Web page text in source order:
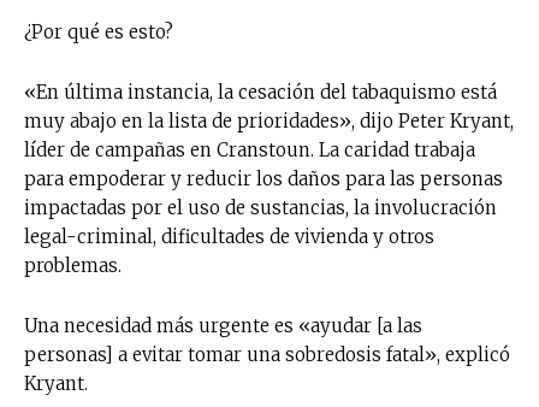
¿Por qué es esto?
«En última instancia, la cesación del tabaquismo está
muy abajo en la lista de prioridades», dijo Peter Kryant,
líder de campañas en Cranstoun. La caridad trabaja
para empoderar y reducir los daños para las personas
impactadas por el uso de sustancias, la involucración
legal-criminal, dificultades de vivienda y otros
problemas.
Una necesidad más urgente es «ayudar [a las
personas] a evitar tomar una sobredosis fatal», explicó
Kryant.